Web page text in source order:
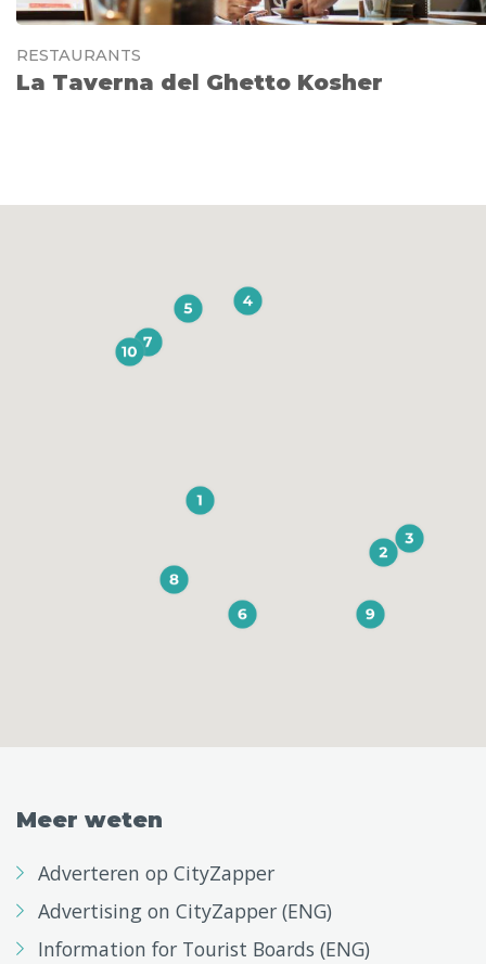
RESTAURANTS
La Taverna del Ghetto Kosher
Meer weten
Adverteren op CityZapper
Advertising on CityZapper (ENG)
Information for Tourist Boards (ENG)